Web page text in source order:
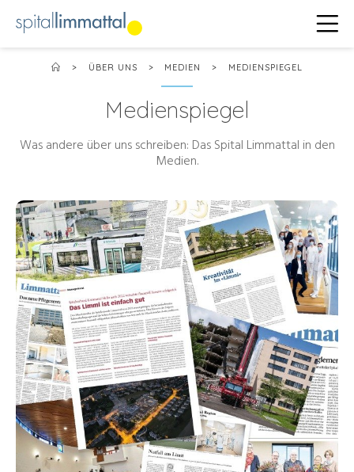
> ÜBER UNS > MEDIEN > MEDIENSPIEGEL
Medienspiegel
Was andere über uns schreiben: Das Spital Limmattal in den
Medien.